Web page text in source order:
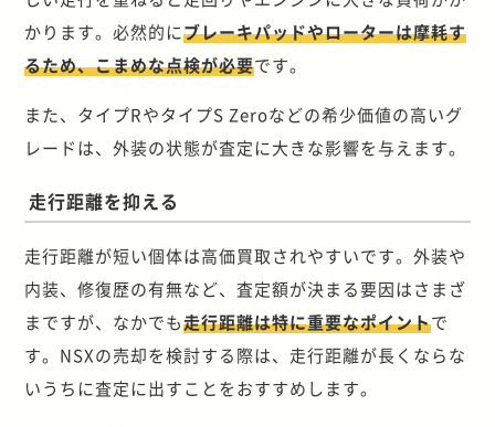
かります。必然的にブレーキパッドやローターは摩耗す
るため、こまめな点検が必要です。
また、タイプRやタイプS Zeroなどの希少価値の高いグ
レードは、外装の状態が査定に大きな影響を与えます。
走行距離を抑える
走行距離が短い個体は高価買取されやすいです。外装や
内装、修復歴の有無など、査定額が決まる要因はさまざ
まですが、なかでも走行距離は特に重要なポイントで
す。NSXの売却を検討する際は、走行距離が長くならな
いうちに査定に出すことをおすすめします。